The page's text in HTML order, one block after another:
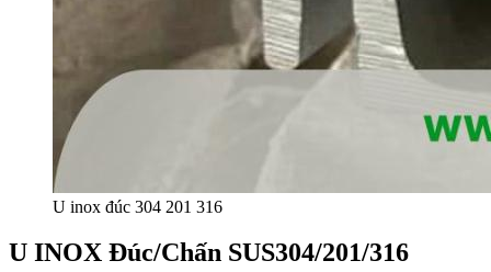
U inox đúc 304 201 316
U INOX Đúc/Chấn SUS304/201/316